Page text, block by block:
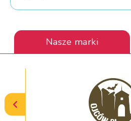
Nasze marki